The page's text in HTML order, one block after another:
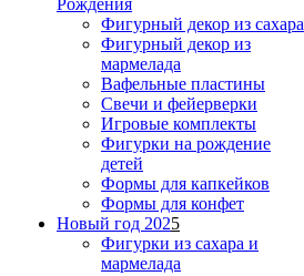
Фигурный декор из сахара
Фигурный декор из
мармелада
Вафельные пластины
Свечи и фейерверки
Игровые комплекты
Фигурки на рождение
детей
Формы для капкейков
Формы для конфет
Новый год 2025
Фигурки из сахара и
мармелада